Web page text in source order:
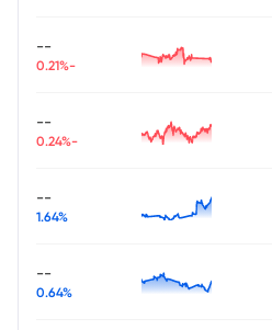
--
-0.21%
--
-0.24%
--
1.64%
--
0.64%